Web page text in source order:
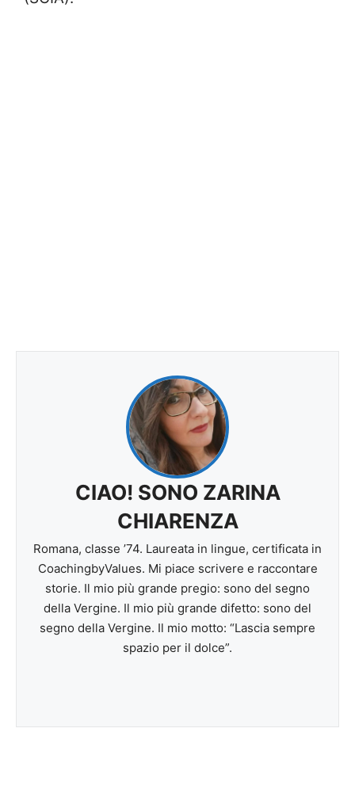
CIAO! SONO ZARINA
CHIARENZA
Romana, classe ’74. Laureata in lingue, certificata in
CoachingbyValues. Mi piace scrivere e raccontare
storie. Il mio più grande pregio: sono del segno
della Vergine. Il mio più grande difetto: sono del
segno della Vergine. Il mio motto: “Lascia sempre
spazio per il dolce”.